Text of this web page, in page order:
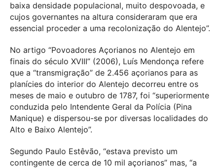
baixa densidade populacional, muito despovoada, e
cujos governantes na altura consideraram que era
essencial proceder a uma recolonização do Alentejo”.
No artigo “Povoadores Açorianos no Alentejo em
finais do século XVIII” (2006), Luís Mendonça refere
que a “transmigração” de 2.456 açorianos para as
planícies do interior do Alentejo decorreu entre os
meses de maio e outubro de 1787, foi “superiormente
conduzida pelo Intendente Geral da Polícia (Pina
Manique) e dispersou-se por diversas localidades do
Alto e Baixo Alentejo”.
Segundo Paulo Estêvão, “estava previsto um
contingente de cerca de 10 mil açorianos” mas, “a